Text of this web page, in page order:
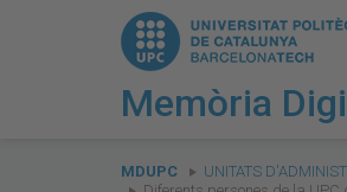
Memòria
are
MDUPC UNITATS